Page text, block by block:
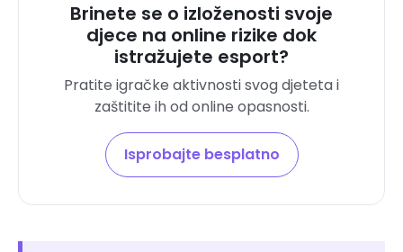
Brinete se o izloženosti svoje
djece na online rizike dok
istražujete esport?
Pratite igračke aktivnosti svog djeteta i
zaštitite ih od online opasnosti.
Isprobajte besplatno